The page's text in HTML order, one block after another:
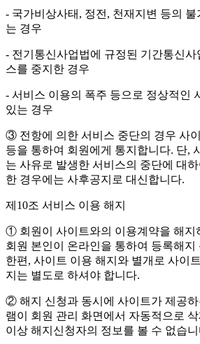
- 국가비상사태, 정전, 천재지변 등의
는 경우
- 전기통신사업법에 규정된 기간통신사
스를 중지한 경우
- 서비스 이용의 폭주 등으로 정상적인
있는 경우
③ 전항에 의한 서비스 중단의 경우 사
등을 통하여 회원에게 통지합니다. 단,
는 사유로 발생한 서비스의 중단에 대
한 경우에는 사후공지로 대신합니다.
제10조 서비스 이용 해지
① 회원이 사이트와의 이용계약을 해지
회원 본인이 온라인을 통하여 등록해지
한편, 사이트 이용 해지와 별개로 사이
지는 별도로 하셔야 합니다.
② 해지 신청과 동시에 사이트가 제공
램이 회원 관리 화면에서 자동적으로
이상 해지신청자의 정보를 볼 수 없습니